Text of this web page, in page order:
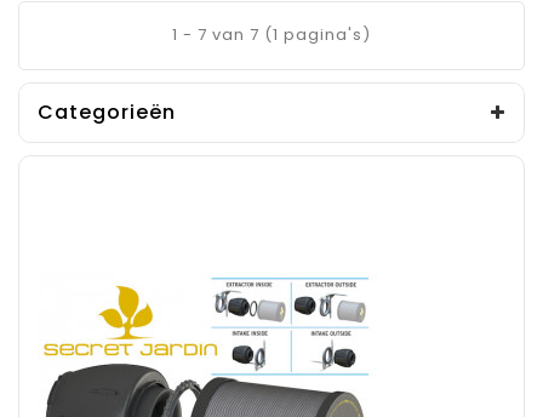
1 - 7 van 7 (1 pagina's)
Categorieën